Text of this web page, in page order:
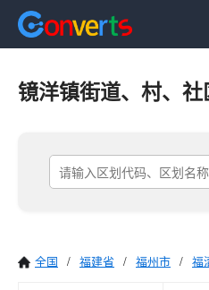
镜洋镇街道、村、
全国 / 福建省 / 福州市 / 福